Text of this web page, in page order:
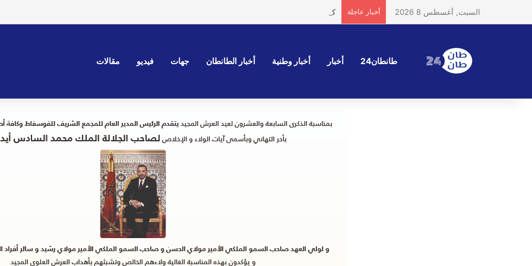
السبت, أغسطس 8 2026 أخبار عاجلة كولومبيا والصحراء المغربية.. حديث عن تحول في الموقف وترقب لموقف رسمي واضح
طانطان24 أخبار أخبار وطنية أخبار الطانطان جهات فيديو مقالات